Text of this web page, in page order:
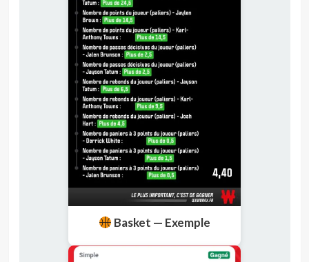
Basket — Exemple